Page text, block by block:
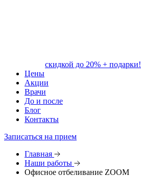
скидкой до 20% + подарки!
Цены
Акции
Врачи
До и после
Блог
Контакты
Записаться на прием
Главная
Наши работы
Офисное отбеливание ZOOM